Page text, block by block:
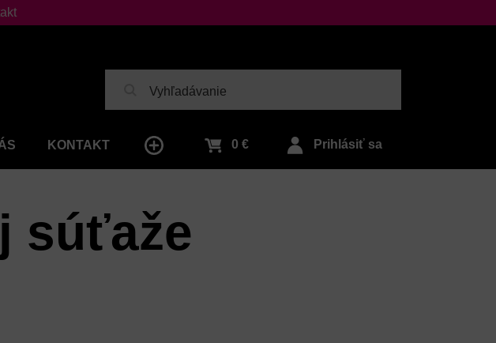
KONTAKT Prihlásiť sa
0 €
súťaže